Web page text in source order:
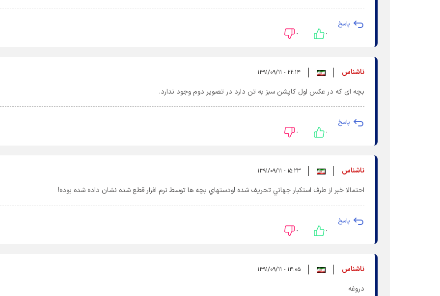
پاسخ
۰ ۰
ناشناس ۲۲:۱۴ - ۱۳۹۱/۰۹/۱۱
بچه ای که در عکس اول کاپشن سبز به تن دارد در تصویر دوم وجود ندارد.
پاسخ
۰ ۰
ناشناس ۱۵:۲۳ - ۱۳۹۱/۰۹/۱۱
احتمالا خبر از طرف استکبار جهاني تحريف شده !ودستهاي بچه ها توسط نرم افزار قطع شده نشان داده شده بوده!
پاسخ
۰ ۰
ناشناس ۱۴:۰۵ - ۱۳۹۱/۰۹/۱۱
دروغه